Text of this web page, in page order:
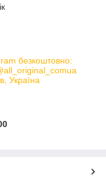
безкоштовно:
Україна